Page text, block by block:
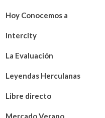
Hoy Conocemos a
Intercity
La Evaluación
Leyendas Herculanas
Libre directo
Mercado Verano